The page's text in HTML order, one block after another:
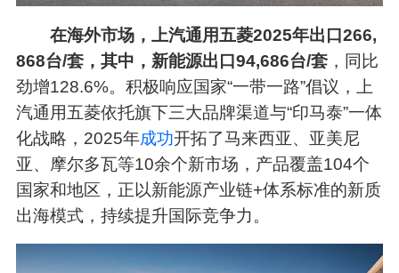
在海外市场，上汽通用五菱2025年出口266,
868台/套，其中，新能源出口94,686台/套，同比
劲增128.6%。积极响应国家“一带一路”倡议，上
汽通用五菱依托旗下三大品牌渠道与“印马泰”一体
化战略，2025年成功开拓了马来西亚、亚美尼
亚、摩尔多瓦等10余个新市场，产品覆盖104个
国家和地区，正以新能源产业链+体系标准的新质
出海模式，持续提升国际竞争力。